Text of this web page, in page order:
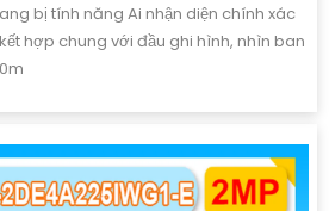
bị tính năng Ai nhận diện chính xác
hợp chung với đầu ghi hình, nhìn ban